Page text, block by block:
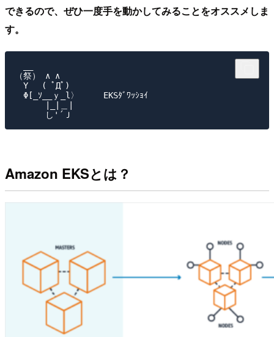
できるので、ぜひ一度手を動かしてみることをオススメしま
す。
（祭） ∧ ∧
Y　 ( ﾟДﾟ)
Φ[_ｿ__ｙ_l〉     EKSﾀﾞﾜｯｼｮｲ
Amazon EKSとは？